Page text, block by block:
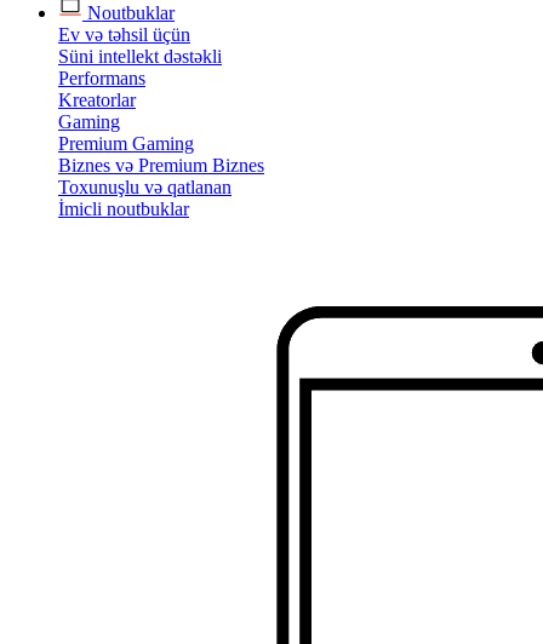
Noutbuklar
Ev və təhsil üçün
Süni intellekt dəstəkli
Performans
Kreatorlar
Gaming
Premium Gaming
Biznes və Premium Biznes
Toxunuşlu və qatlanan
İmicli noutbuklar